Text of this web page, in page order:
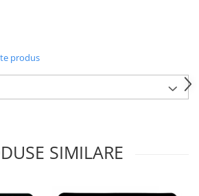
produs
SIMILARE